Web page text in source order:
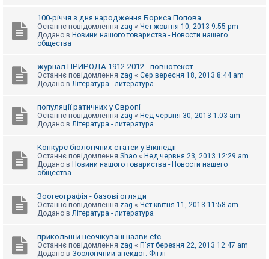
и
е
ш
к
м
г
100-річчя з дня народження Бориса Попова
Останнє повідомлення zag « Чет жовтня 10, 2013 9:55 pm
Додано в Новини нашого товариства - Новости нашего
общества
журнал ПРИРОДА 1912-2012 - повнотекст
Останнє повідомлення zag « Сер вересня 18, 2013 8:44 am
Додано в Література - литература
популяції ратичних у Європі
Останнє повідомлення zag « Нед червня 30, 2013 1:03 am
Додано в Література - литература
Конкурс біологічних статей у Вікіпедії
Останнє повідомлення Shao « Нед червня 23, 2013 12:29 am
Додано в Новини нашого товариства - Новости нашего
общества
Зоогеографія - базові огляди
Останнє повідомлення zag « Чет квітня 11, 2013 11:58 am
Додано в Література - литература
прикольні й неочікувані назви etc
Останнє повідомлення zag « П'ят березня 22, 2013 12:47 am
Додано в Зоологічний анекдот. Фіглі